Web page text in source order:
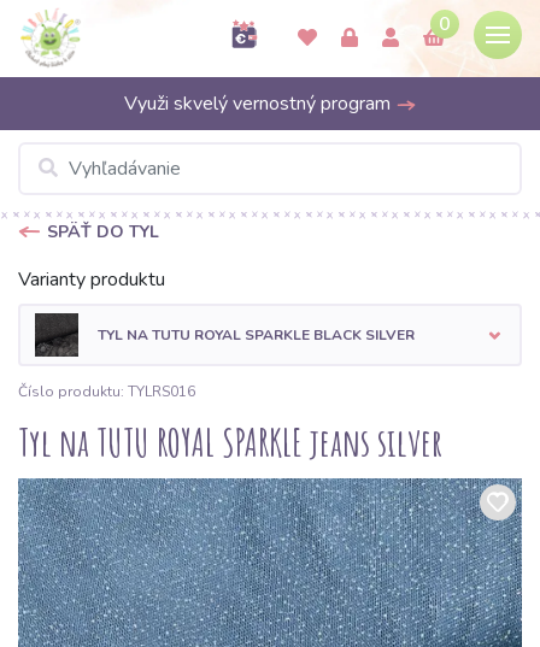
0
Využi skvelý vernostný program
SPÄŤ DO TYL
Varianty produktu
TYL NA TUTU ROYAL SPARKLE BLACK SILVER
Číslo produktu: TYLRS016
Tyl na TUTU ROYAL SPARKLE jeans silver